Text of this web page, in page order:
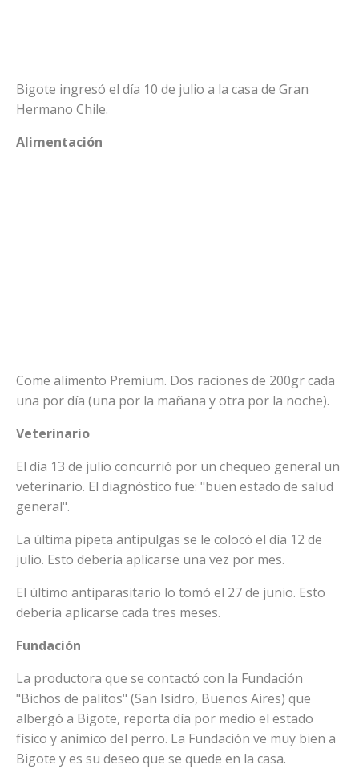
Bigote ingresó el día 10 de julio a la casa de Gran
Hermano Chile.
Alimentación
Come alimento Premium. Dos raciones de 200gr cada
una por día (una por la mañana y otra por la noche).
Veterinario
El día 13 de julio concurrió por un chequeo general un
veterinario. El diagnóstico fue: "buen estado de salud
general".
La última pipeta antipulgas se le colocó el día 12 de
julio. Esto debería aplicarse una vez por mes.
El último antiparasitario lo tomó el 27 de junio. Esto
debería aplicarse cada tres meses.
Fundación
La productora que se contactó con la Fundación
"Bichos de palitos" (San Isidro, Buenos Aires) que
albergó a Bigote, reporta día por medio el estado
físico y anímico del perro. La Fundación ve muy bien a
Bigote y es su deseo que se quede en la casa.